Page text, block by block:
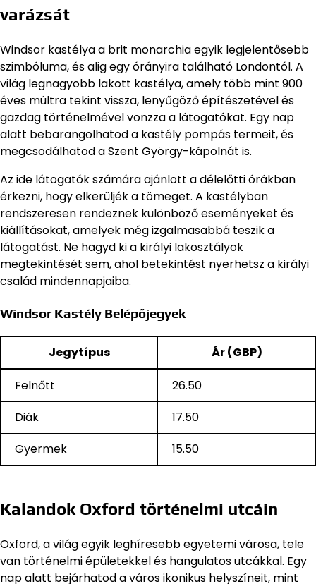
varázsát
Windsor kastélya a brit monarchia egyik legjelentősebb
szimbóluma, és alig egy órányira található Londontól. A
világ legnagyobb lakott kastélya, amely több mint 900
éves múltra tekint vissza, lenyűgöző építészetével és
gazdag történelmével vonzza a látogatókat. Egy nap
alatt bebarangolhatod a kastély pompás termeit, és
megcsodálhatod a Szent György-kápolnát is.
Az ide látogatók számára ajánlott a délelőtti órákban
érkezni, hogy elkerüljék a tömeget. A kastélyban
rendszeresen rendeznek különböző eseményeket és
kiállításokat, amelyek még izgalmasabbá teszik a
látogatást. Ne hagyd ki a királyi lakosztályok
megtekintését sem, ahol betekintést nyerhetsz a királyi
család mindennapjaiba.
Windsor Kastély Belépőjegyek
Jegytípus Ár (GBP)
Felnőtt
26.50
Diák
17.50
Gyermek
15.50
Kalandok Oxford történelmi utcáin
Oxford, a világ egyik leghíresebb egyetemi városa, tele
van történelmi épületekkel és hangulatos utcákkal. Egy
nap alatt bejárhatod a város ikonikus helyszíneit, mint